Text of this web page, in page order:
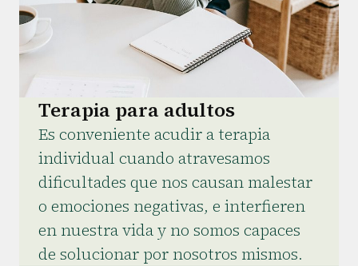
Terapia para adultos
Es conveniente acudir a terapia
individual cuando atravesamos
dificultades que nos causan malestar
o emociones negativas, e interfieren
en nuestra vida y no somos capaces
de solucionar por nosotros mismos.